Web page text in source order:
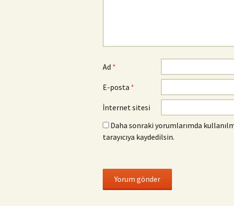
Ad *
E-posta *
İnternet sitesi
Daha sonraki yorumlarımda
tarayıcıya kaydedilsin.